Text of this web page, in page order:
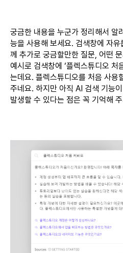
궁금한 내용을 누군가 정리해서 알
능을 사용해 보세요. 검색창에 자
께 추가로 궁금할만한 질문, 어떤
예시로 검색창에 ‘플렉스튜디오 처
는데요. 플렉스튜디오를 처음 사용
주네요. 하지만 아직 AI 검색 기능
발생할 수 있다는 점은 꼭 기억해